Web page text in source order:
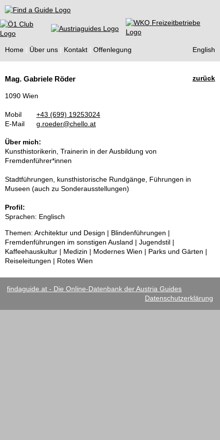
Find a Guide
Home Über uns Kontakt Offenlegung English
Guides
zurück
Mag. Gabriele Röder
1090 Wien
Mobil
+43 (699) 19253024
E-Mail
g.roeder@chello.at
Über mich:
Kunsthistorikerin, Trainerin in der Ausbildung von
Fremdenführer*innen
Stadtführungen, kunsthistorische Rundgänge, Führungen in
Museen (auch zu Sonderausstellungen)
Profil:
Sprachen: Englisch
Themen: Architektur und Design | Blindenführungen |
Fremdenführungen im sonstigen Ausland | Jugendstil |
Kaffeehauskultur | Medizin | Modernes Wien | Parks und Gärten |
Reiseleitungen | Rotes Wien
findaguide.at - Die Online-Datenbank der Austria Guides
Datenschutzerklärung